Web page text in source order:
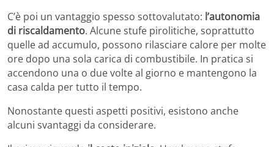
C’è poi un vantaggio spesso sottovalutato: l’autonomia
di riscaldamento. Alcune stufe pirolitiche, soprattutto
quelle ad accumulo, possono rilasciare calore per molte
ore dopo una sola carica di combustibile. In pratica si
accendono una o due volte al giorno e mantengono la
casa calda per tutto il tempo.
Nonostante questi aspetti positivi, esistono anche
alcuni svantaggi da considerare.